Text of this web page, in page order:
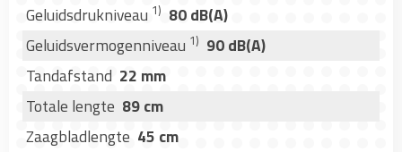
Geluidsdrukniveau 1) 80 dB(A)
Geluidsvermogenniveau 1) 90 dB(A)
Tandafstand 22 mm
Totale lengte 89 cm
Zaagbladlengte 45 cm